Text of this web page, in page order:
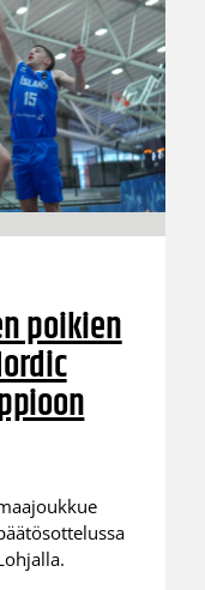
poikien